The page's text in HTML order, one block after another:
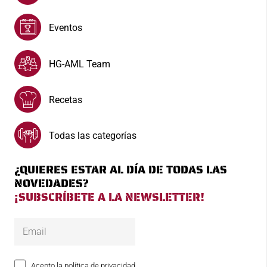
Eventos
HG-AML Team
Recetas
Todas las categorías
¿QUIERES ESTAR AL DÍA DE TODAS LAS
NOVEDADES?
¡SUBSCRÍBETE A LA NEWSLETTER!